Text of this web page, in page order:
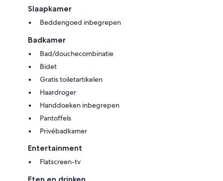
Slaapkamer
Beddengoed inbegrepen
Badkamer
Bad/douchecombinatie
Bidet
Gratis toiletartikelen
Haardroger
Handdoeken inbegrepen
Pantoffels
Privébadkamer
Entertainment
Flatscreen-tv
Eten en drinken